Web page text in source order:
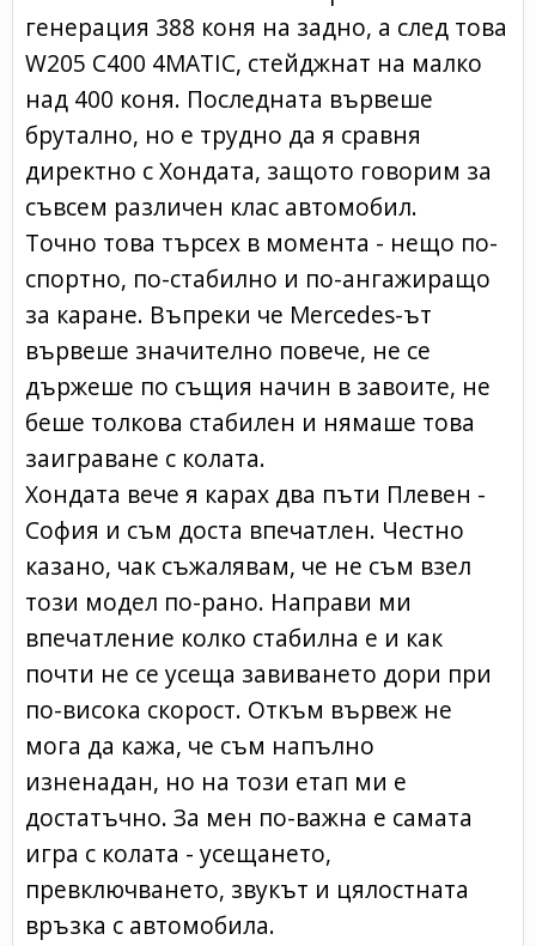
генерация 388 коня на задно, а след това
W205 C400 4MATIC, стейджнат на малко
над 400 коня. Последната вървеше
брутално, но е трудно да я сравня
директно с Хондата, защото говорим за
съвсем различен клас автомобил.
Точно това търсех в момента - нещо по-
спортно, по-стабилно и по-ангажиращо
за каране. Въпреки че Mercedes-ът
вървеше значително повече, не се
държеше по същия начин в завоите, не
беше толкова стабилен и нямаше това
заиграване с колата.
Хондата вече я карах два пъти Плевен -
София и съм доста впечатлен. Честно
казано, чак съжалявам, че не съм взел
този модел по-рано. Направи ми
впечатление колко стабилна е и как
почти не се усеща завиването дори при
по-висока скорост. Откъм вървеж не
мога да кажа, че съм напълно
изненадан, но на този етап ми е
достатъчно. За мен по-важна е самата
игра с колата - усещането,
превключването, звукът и цялостната
връзка с автомобила.